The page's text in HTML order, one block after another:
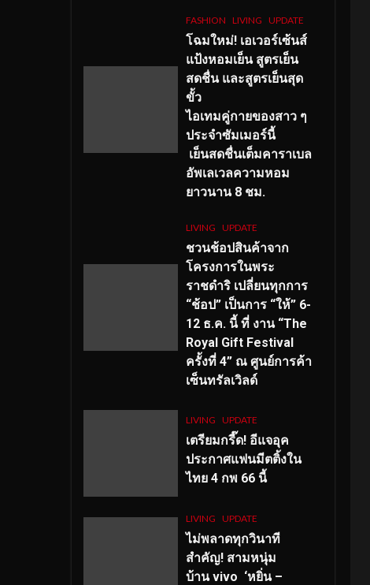
FASHION LIVING UPDATE
โฉมใหม่! เอเวอร์เซ้นส์
แป้งหอมเย็น สูตรเย็น
สดชื่น และสูตรเย็นสุด
ขั้ว
ไอเทมคู่กายของสาว ๆ
ประจำซัมเมอร์นี้
เย็นสดชื่นเต็มคาราเบล
อัพเลเวลความหอม
ยาวนาน 8 ชม.
LIVING UPDATE
ชวนช้อปสินค้าจาก
โครงการในพระ
ราชดำริ เปลี่ยนทุกการ
“ช้อป” เป็นการ “ให้” 6-
12 ธ.ค. นี้ ที่ งาน “The
Royal Gift Festival
ครั้งที่ 4” ณ ศูนย์การค้า
เซ็นทรัลเวิลด์
LIVING UPDATE
เตรียมกรี๊ด! อีแจอุค
ประกาศแฟนมีตติ้งใน
ไทย 4 กพ 66 นี้
LIVING UPDATE
ไม่พลาดทุกวินาที
สำคัญ! สามหนุ่ม
บ้าน vivo ‘หยิ่น –